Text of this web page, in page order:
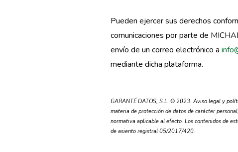
Pueden ejercer sus derechos
comunicaciones por parte de
envío de un correo electrónico a
mediante dicha plataforma.
GARANTÉ DATOS, S.L. © 2023. Aviso legal y
materia de protección de datos de carácter
normativa aplicable al efecto. Los contenidos de
de asiento registral 05/2017/420.